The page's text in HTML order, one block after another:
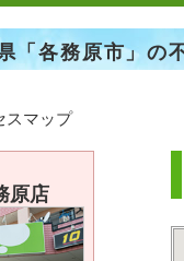
「各務原市」の
マップ
原店